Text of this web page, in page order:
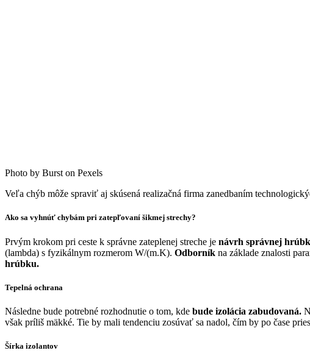
Photo by Burst on Pexels
Veľa chýb môže spraviť aj skúsená realizačná firma zanedbaním
Ako sa vyhnúť chybám pri zatepľovaní šikmej strechy?
Prvým krokom pri ceste k správne zateplenej streche je návrh správnej
(lambda) s fyzikálnym rozmerom W/(m.K). Odborník na základe znalosti
hrúbku.
Tepelná ochrana
Následne bude potrebné rozhodnutie o tom, kde bude izolácia zabudovaná.
však príliš mäkké. Tie by mali tendenciu zosúvať sa nadol, čím by po čase
Šírka izolantov